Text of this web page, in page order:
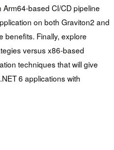
based CI/CD pipeline
on both Graviton2 and
benefits. Finally, explore
versus x86-based
techniques that will give
6 applications with